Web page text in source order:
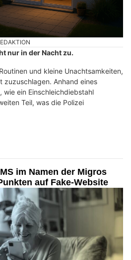
nur in der Nacht zu.
und kleine Unachtsamkeiten,
zuzuschlagen. Anhand eines
wie ein Einschleichdiebstahl
Teil, was die Polizei
im Namen der Migros
auf Fake-Website